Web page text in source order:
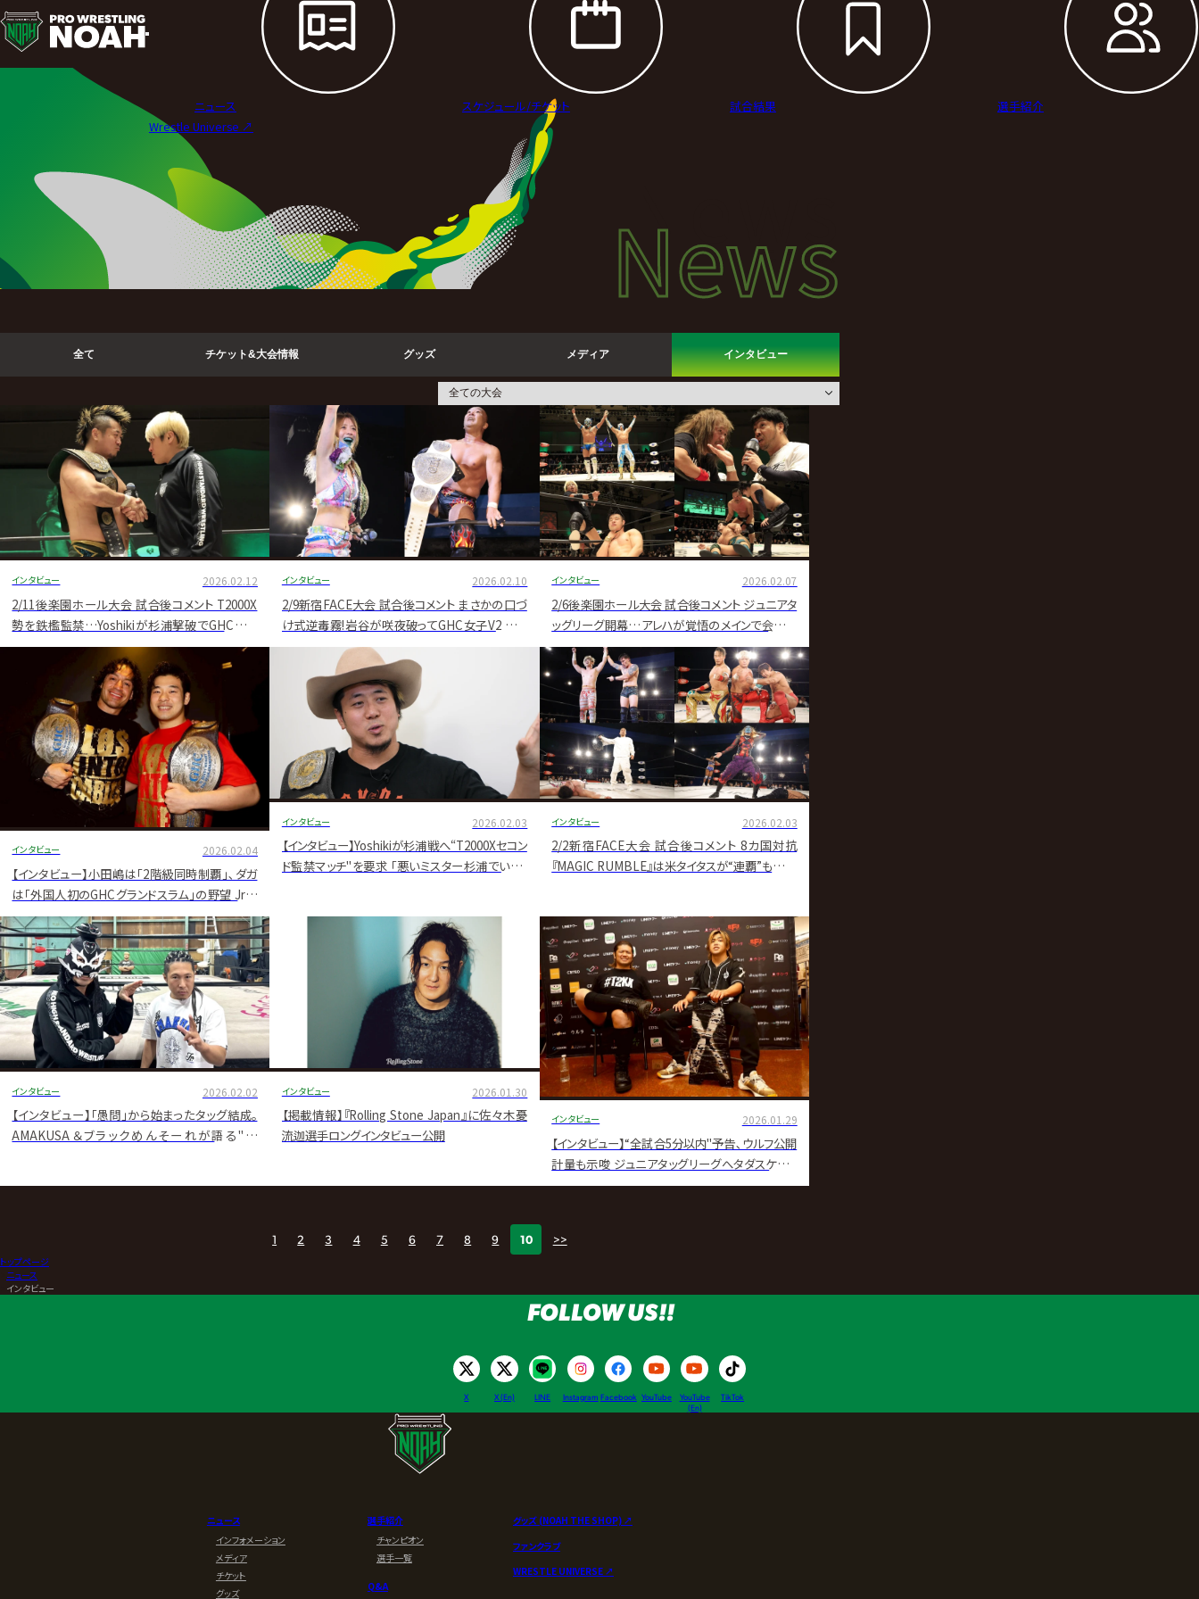
ニ
ュ
レ
ス
リ
ア
式
サ
イ
ト
ニュース スケジュール/チケット 試合結果
選手紹介
Wrestle Universe ↗︎
Newsニュース
News
全て チケット&大会情報 グッズ メディア インタビュー
インタビュー 2026.02.12
2/11後楽園ホール大会 試合後コメント T2000X
勢を鉄檻監禁…Yoshikiが杉浦撃破でGHCヘビ
ーV4、3・8横浜で拳王と激突へ
インタビュー 2026.02.10
2/9新宿FACE大会 試合後コメント まさかの口づ
け式逆毒霧!岩谷が咲夜破ってGHC女子V2 堂々
「RISING SUN SEASON」締め
インタビュー 2026.02.07
2/6後楽園ホール大会 試合後コメント ジュニアタ
ッグリーグ開幕…アレハが覚悟のメインで会心の
白星発進 「Vamos!」唱和でV宣言
インタビュー 2026.02.04
【インタビュー】小田嶋は｢2階級同時制覇｣､ダガ
は｢外国人初のGHCグランドスラム｣の野望 Jr.タ
ッグリーグへダガ&小田嶋インタビュー【2.6後楽園
から開幕！】
インタビュー 2026.02.03
【インタビュー】Yoshikiが杉浦戦へ“T2000Xセコン
ド監禁マッチ"を要求 ｢悪いミスター杉浦でいい､
インタビュー 2026.02.03
2/2新宿FACE大会 試合後コメント 8カ国対抗
『MAGIC RUMBLE』は米タイタスが“連覇”も…田
インタビュー 2026.02.02
【インタビュー】「愚問」から始まったタッグ結成。
AMAKUSA＆ブラックめんそーれが語る"情
インタビュー 2026.01.30
【掲載情報】『Rolling Stone Japan』に佐々木憂
流迦選手ロングインタビュー公開
インタビュー 2026.01.29
【インタビュー】“全試合5分以内"予告､ウルフ公開
計量も示唆 ジュニアタッグリーグへタダスケ&政
岡インタビュー【2/6後楽園より開幕！】
1 2 3 4 5 6 7 8 9 10 >>
トップページ
ニュース
インタビュー
FOLLOW US!!
X X (En) LINE Instagram Facebook YouTube
YouTube
(En)
TikTok
ニュース
インフォメーション
メディア
チケット
グッズ
選手紹介
チャンピオン
選手一覧
Q&A
グッズ (NOAH THE SHOP) ↗︎
ファンクラブ
WRESTLE UNIVERSE ↗︎